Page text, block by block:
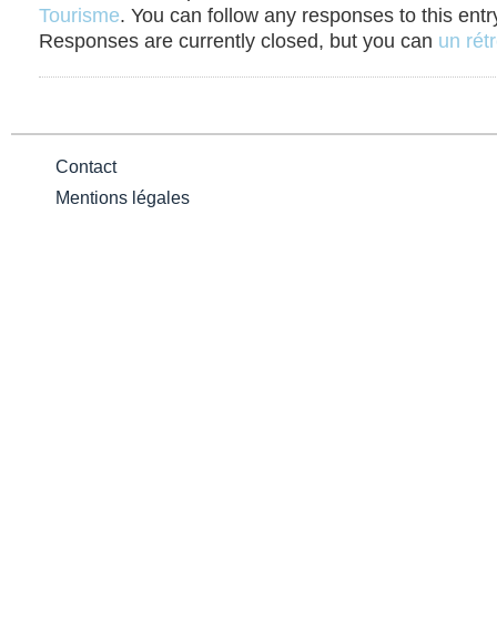
Tourisme. You can follow any responses to this
Responses are currently closed, but you can un
Contact
Mentions légales